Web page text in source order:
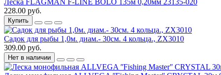
228.00 руб.
Купить
Садок для рыбы 1,0м. диам.- 30см. 4 кольца., ZX3010
309.00 руб.
Нет в наличии